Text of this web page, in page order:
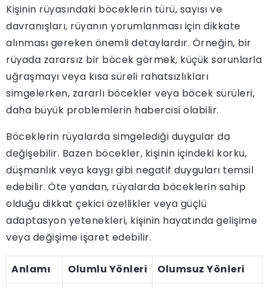
Kişinin rüyasındaki böceklerin türü, sayısı ve
davranışları, rüyanın yorumlanması için dikkate
alınması gereken önemli detaylardır. Örneğin, bir
rüyada zararsız bir böcek görmek, küçük sorunlarla
uğraşmayı veya kısa süreli rahatsızlıkları
simgelerken, zararlı böcekler veya böcek sürüleri,
daha büyük problemlerin habercisi olabilir.
Böceklerin rüyalarda simgelediği duygular da
değişebilir. Bazen böcekler, kişinin içindeki korku,
düşmanlık veya kaygı gibi negatif duyguları temsil
edebilir. Öte yandan, rüyalarda böceklerin sahip
olduğu dikkat çekici özellikler veya güçlü
adaptasyon yetenekleri, kişinin hayatında gelişime
veya değişime işaret edebilir.
Anlamı Olumlu Yönleri
Olumsuz Yönleri